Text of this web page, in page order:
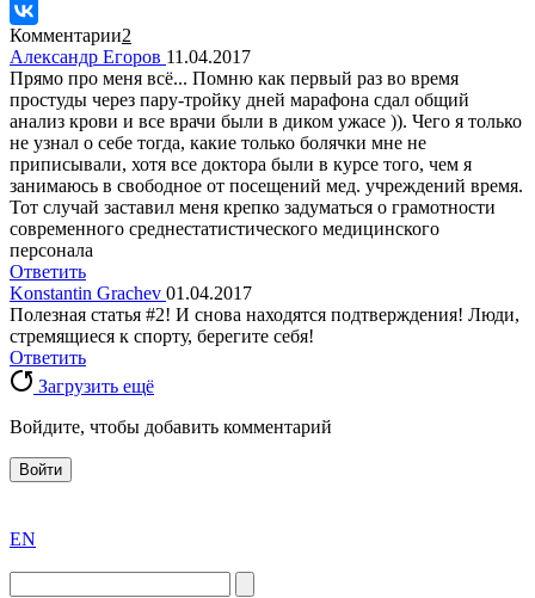
Комментарии2
Александр Егоров 11.04.2017
Прямо про меня всё... Помню как первый раз во время
простуды через пару-тройку дней марафона сдал общий
анализ крови и все врачи были в диком ужасе )). Чего я только
не узнал о себе тогда, какие только болячки мне не
приписывали, хотя все доктора были в курсе того, чем я
занимаюсь в свободное от посещений мед. учреждений время.
Тот случай заставил меня крепко задуматься о грамотности
современного среднестатистического медицинского
персонала
Ответить
Konstantin Grachev 01.04.2017
Полезная статья #2! И снова находятся подтверждения! Люди,
стремящиеся к спорту, берегите себя!
Ответить
Загрузить ещё
Войдите, чтобы добавить комментарий
Войти
the
division
EN